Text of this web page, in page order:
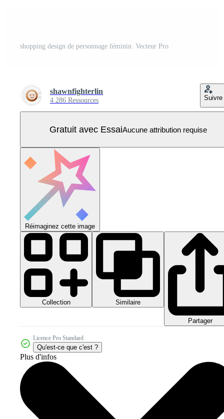
shopping design de personnage féminin. Vecteur Pro
shawnfighterlin
4 286 Ressources Suivre
Gratuit avec EssaiAucune attribution requise
Réimaginez cette image
Collection Similaire
Partager
Licence Pro Standard
Qu'est-ce que c'est ?
Plus d'infos